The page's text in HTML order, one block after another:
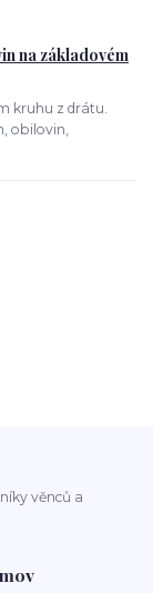
na základovém
kruhu z drátu.
obilovin,
věnců a